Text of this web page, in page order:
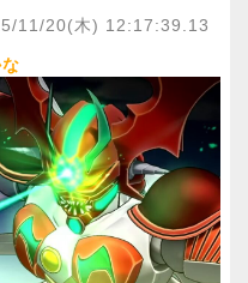
11/20(木) 12:17:39.13